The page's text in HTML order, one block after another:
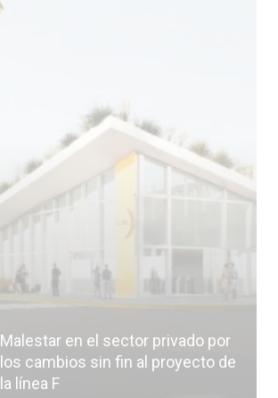
Malestar en el sector privado por
los cambios sin fin al proyecto de
la línea F